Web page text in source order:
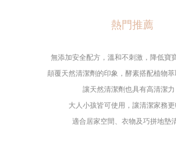
熱門推薦
無添加安全配方， 溫和不刺激，降低寶
顛覆天然清潔劑的印象，酵素搭配植物萃
讓天然清潔劑也具有高清潔力
大人小孩皆可使用， 讓清潔家務更
適合居家空間、衣物及巧拼地墊